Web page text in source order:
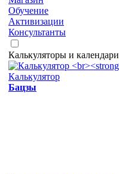
Обучение
Активизации
Консультанты
Калькуляторы и календари
Калькулятор
Бацзы